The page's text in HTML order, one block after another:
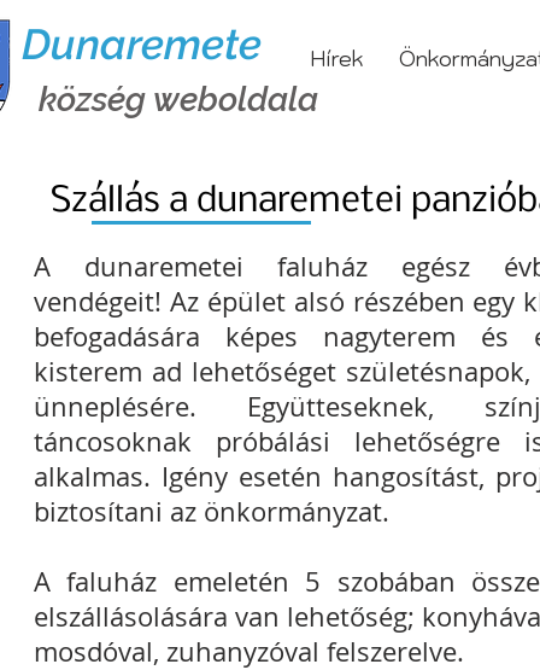
Dunaremete Hírek
község weboldala
Szállás a dunaremetei
A dunaremetei faluház egész
vendégeit! Az épület alsó részében egy
befogadására képes nagyterem és
kisterem ad lehetőséget
ünneplésére. Együtteseknek,
táncosoknak próbálási lehetőségre
alkalmas. Igény esetén hangosítást,
biztosítani az önkormányzat.
A faluház emeletén 5 szobában
elszállásolására van lehetőség;
mosdóval, zuhanyzóval felszerelve.